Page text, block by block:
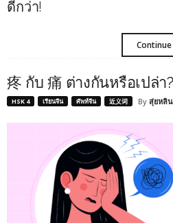
ดีกว่า!
Continue
疼 กับ 痛 ต่างกันหรือเปล่า?
HSK 4 เรียนจีน ศัพท์จีน 近义词 By สุ่ยหลิน